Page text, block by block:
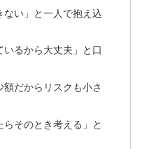
い」と一人で抱え込
るから大丈夫」と口
だからリスクも小さ
そのとき考える」と